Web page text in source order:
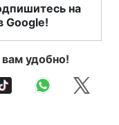
на
Google!
удобно!